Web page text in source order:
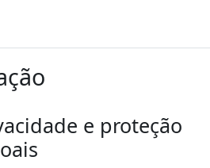
e proteção